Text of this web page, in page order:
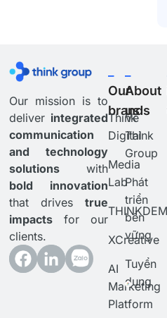
Our mission is to
deliver integrated
communication
and technology
solutions with
bold innovation
that drives true
impacts for our
clients.
Our
brands
Think
Digital
Media
Lab
XCreative
AI
Marketing
Platform
About
us
Về
Think
Group
Phát
triển
bền
vững
Tuyển
dụng